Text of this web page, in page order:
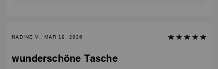
NADINE V., MAR 19, 2026
wunderschöne Tasche